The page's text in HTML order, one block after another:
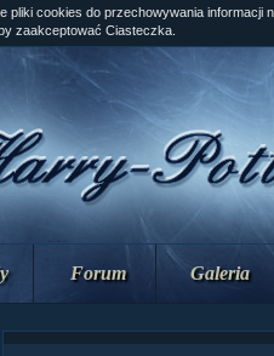
Forum Galeria
pliki cookies do przechowywania informacji
zaakceptować Ciasteczka.